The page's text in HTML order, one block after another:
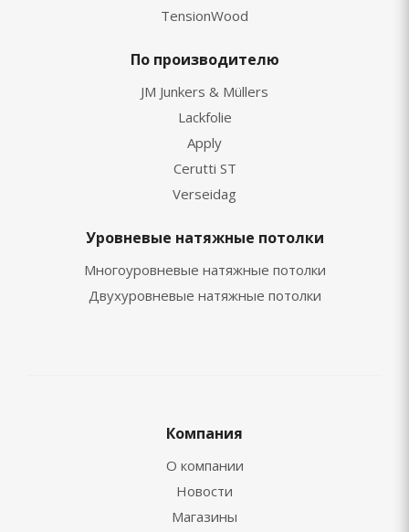
TensionWood
По производителю
JM Junkers & Müllers
Lackfolie
Apply
Cerutti ST
Verseidag
Уровневые натяжные потолки
Многоуровневые натяжные потолки
Двухуровневые натяжные потолки
Компания
О компании
Новости
Магазины